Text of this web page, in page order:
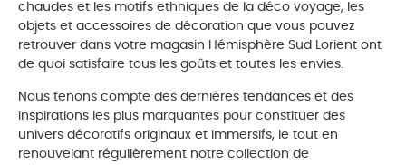
chaudes et les motifs ethniques de la déco voyage, les
objets et accessoires de décoration que vous pouvez
retrouver dans votre magasin Hémisphère Sud Lorient ont
de quoi satisfaire tous les goûts et toutes les envies.
Nous tenons compte des dernières tendances et des
inspirations les plus marquantes pour constituer des
univers décoratifs originaux et immersifs, le tout en
renouvelant régulièrement notre collection de